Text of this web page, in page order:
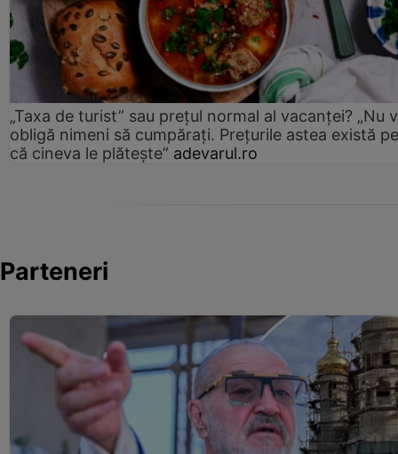
„Taxa de turist” sau prețul normal al vacanței? „Nu
obligă nimeni să cumpărați. Prețurile astea există
că cineva le plătește” adevarul.ro
Parteneri